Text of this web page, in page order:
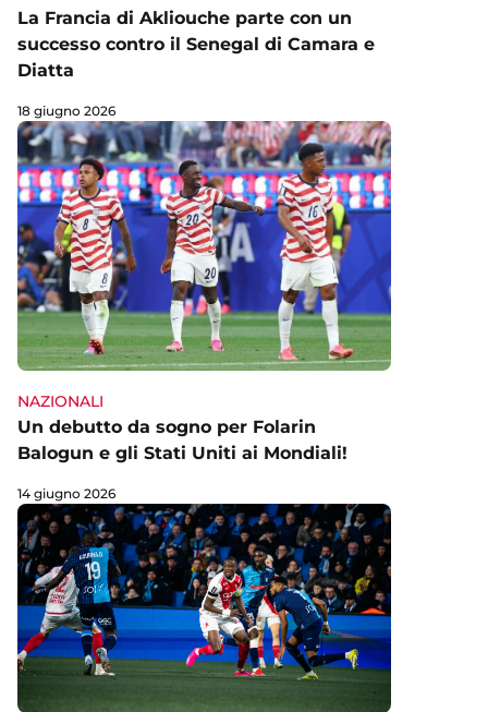
La Francia di Akliouche parte con un
successo contro il Senegal di Camara e
Diatta
18 giugno 2026
NAZIONALI
Un debutto da sogno per Folarin
Balogun e gli Stati Uniti ai Mondiali!
14 giugno 2026